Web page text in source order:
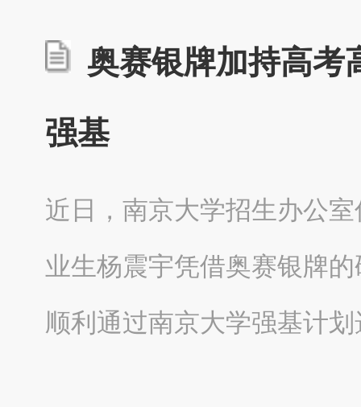
奥赛银牌加持高考
强基
近日，南京大学招生办公
业生杨震宇凭借奥赛银牌
顺利通过南京大学强基计